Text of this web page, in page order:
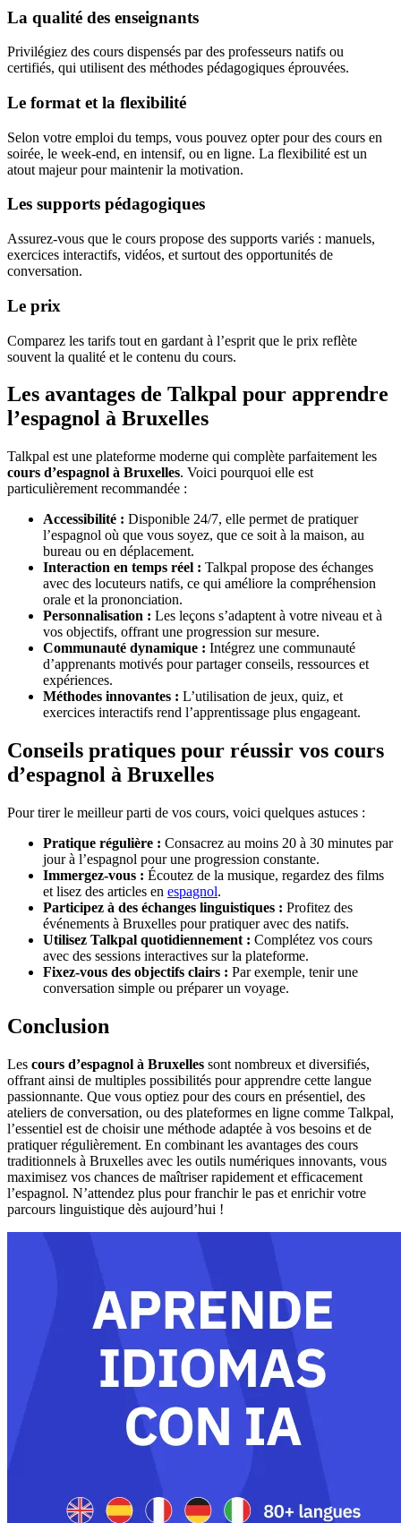
La qualité des enseignants
Privilégiez des cours dispensés par des professeurs natifs ou
certifiés, qui utilisent des méthodes pédagogiques éprouvées.
Le format et la flexibilité
Selon votre emploi du temps, vous pouvez opter pour des cours en
soirée, le week-end, en intensif, ou en ligne. La flexibilité est un
atout majeur pour maintenir la motivation.
Les supports pédagogiques
Assurez-vous que le cours propose des supports variés : manuels,
exercices interactifs, vidéos, et surtout des opportunités de
conversation.
Le prix
Comparez les tarifs tout en gardant à l’esprit que le prix reflète
souvent la qualité et le contenu du cours.
Les avantages de Talkpal pour apprendre
l’espagnol à Bruxelles
Talkpal est une plateforme moderne qui complète parfaitement les
cours d’espagnol à Bruxelles. Voici pourquoi elle est
particulièrement recommandée :
Accessibilité : Disponible 24/7, elle permet de pratiquer
l’espagnol où que vous soyez, que ce soit à la maison, au
bureau ou en déplacement.
Interaction en temps réel : Talkpal propose des échanges
avec des locuteurs natifs, ce qui améliore la compréhension
orale et la prononciation.
Personnalisation : Les leçons s’adaptent à votre niveau et à
vos objectifs, offrant une progression sur mesure.
Communauté dynamique : Intégrez une communauté
d’apprenants motivés pour partager conseils, ressources et
expériences.
Méthodes innovantes : L’utilisation de jeux, quiz, et
exercices interactifs rend l’apprentissage plus engageant.
Conseils pratiques pour réussir vos cours
d’espagnol à Bruxelles
Pour tirer le meilleur parti de vos cours, voici quelques astuces :
Pratique régulière : Consacrez au moins 20 à 30 minutes par
jour à l’espagnol pour une progression constante.
Immergez-vous : Écoutez de la musique, regardez des films
et lisez des articles en espagnol.
Participez à des échanges linguistiques : Profitez des
événements à Bruxelles pour pratiquer avec des natifs.
Utilisez Talkpal quotidiennement : Complétez vos cours
avec des sessions interactives sur la plateforme.
Fixez-vous des objectifs clairs : Par exemple, tenir une
conversation simple ou préparer un voyage.
Conclusion
Les cours d’espagnol à Bruxelles sont nombreux et diversifiés,
offrant ainsi de multiples possibilités pour apprendre cette langue
passionnante. Que vous optiez pour des cours en présentiel, des
ateliers de conversation, ou des plateformes en ligne comme Talkpal,
l’essentiel est de choisir une méthode adaptée à vos besoins et de
pratiquer régulièrement. En combinant les avantages des cours
traditionnels à Bruxelles avec les outils numériques innovants, vous
maximisez vos chances de maîtriser rapidement et efficacement
l’espagnol. N’attendez plus pour franchir le pas et enrichir votre
parcours linguistique dès aujourd’hui !